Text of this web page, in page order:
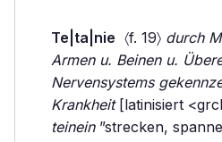
Te|ta|nie 〈f. 19〉 durch
Armen u. Beinen u.
Nervensystems
Krankheit[latinisiert
teinein”strecken,